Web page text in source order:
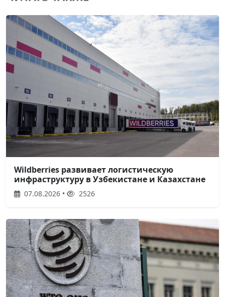
Wildberries развивает логистическую
инфраструктуру в Узбекистане и Казахстане
07.08.2026 • 2526